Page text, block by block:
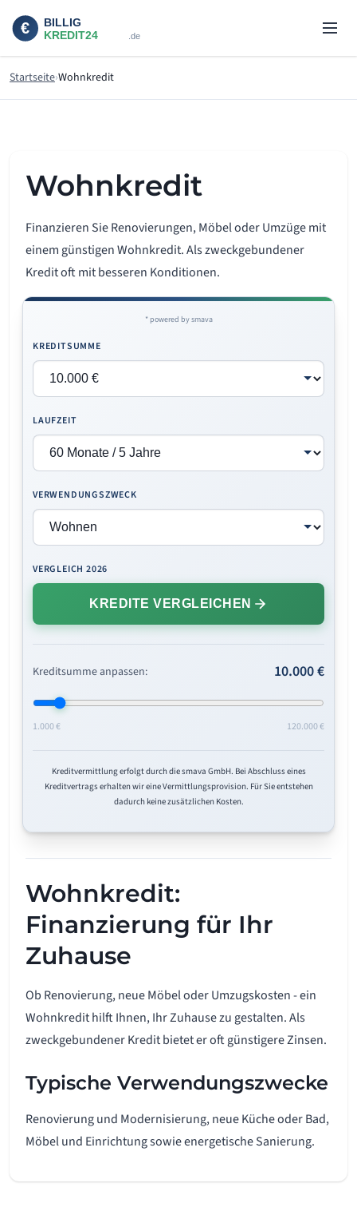
Startseite Wohnkredit
Wohnkredit
Finanzieren Sie Renovierungen, Möbel oder Umzüge mit
einem günstigen Wohnkredit. Als zweckgebundener
Kredit oft mit besseren Konditionen.
* powered by smava
KREDITSUMME
LAUFZEIT
VERWENDUNGSZWECK
VERGLEICH 2026
KREDITE VERGLEICHEN
Kreditsumme anpassen: 10.000 €
1.000 € 120.000 €
Kreditvermittlung erfolgt durch die smava GmbH. Bei Abschluss eines
Kreditvertrags erhalten wir eine Vermittlungsprovision. Für Sie entstehen
dadurch keine zusätzlichen Kosten.
Wohnkredit:
Finanzierung für Ihr
Zuhause
Ob Renovierung, neue Möbel oder Umzugskosten - ein
Wohnkredit hilft Ihnen, Ihr Zuhause zu gestalten. Als
zweckgebundener Kredit bietet er oft günstigere Zinsen.
Typische Verwendungszwecke
Renovierung und Modernisierung, neue Küche oder Bad,
Möbel und Einrichtung sowie energetische Sanierung.